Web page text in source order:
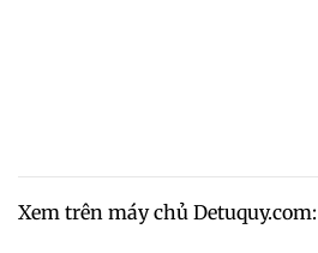
Xem trên máy chủ Detuquy.com: